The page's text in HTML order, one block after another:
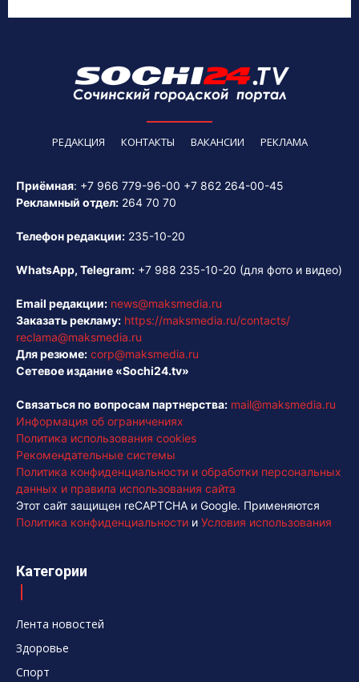
РЕДАКЦИЯ КОНТАКТЫ ВАКАНСИИ РЕКЛАМА
Приёмная: +7 966 779-96-00 +7 862 264-00-45
Рекламный отдел: 264 70 70
Телефон редакции: 235-10-20
WhatsApp, Telegram: +7 988 235-10-20 (для фото и видео)
Email редакции: news@maksmedia.ru
Заказать рекламу: https://maksmedia.ru/contacts/
reclama@maksmedia.ru
Для резюме: corp@maksmedia.ru
Сетевое издание «Sochi24.tv»
Связаться по вопросам партнерства: mail@maksmedia.ru
Информация об ограничениях
Политика использования cookies
Рекомендательные системы
Политика конфиденциальности и обработки персональных
данных и правила использования сайта
Этот сайт защищен reCAPTCHA и Google. Применяются
Политика конфиденциальности и Условия использования
Категории
Лента новостей
Здоровье
Спорт